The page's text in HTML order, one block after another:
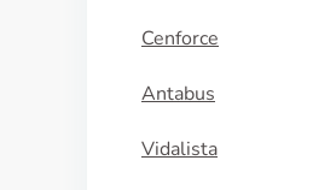
Cenforce
Antabus
Vidalista